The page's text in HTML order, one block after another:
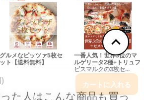
た人はこんな商品も買っ
) カートに入れる